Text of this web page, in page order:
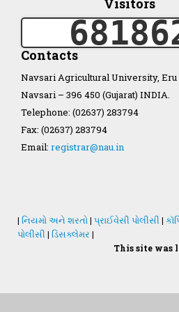
Organization Structure
ખેડુત માર્ગદર્શિકા
Accreditation Certificate
NAU Statute(Revised)
Visitors
Contacts
Navsari Agricultural University, Eru
Navsari – 396 450 (Gujarat) INDIA.
Telephone: (02637) 283794
Fax: (02637) 283794
Email: registrar@nau.in
| નિયમો અને શરતો| પ્રાઈવેસી પોલીસી |
પોલીસી | ડિસક્લેમર |
This site was